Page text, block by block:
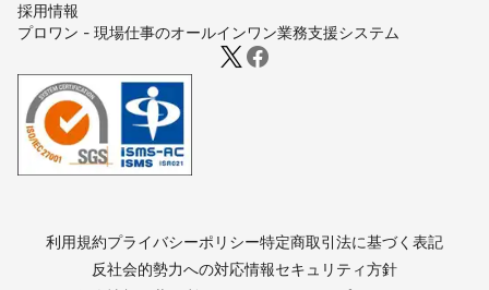
採用情報
プロワン - 現場仕事のオールインワン業務支援システム
利用規約プライバシーポリシー特定商取引法に基づく表記
反社会的勢力への対応情報セキュリティ方針